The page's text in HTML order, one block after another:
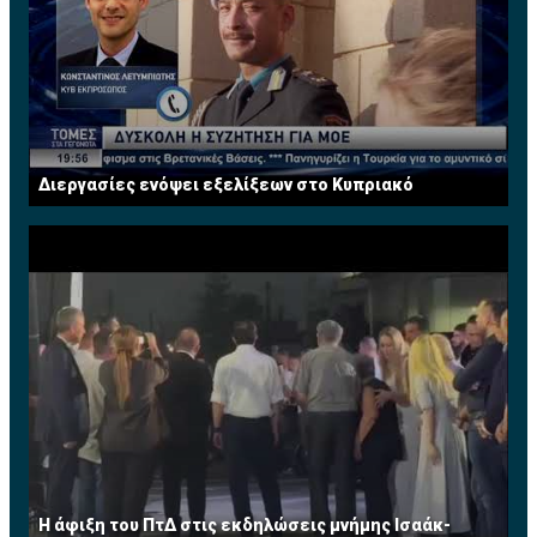
Διεργασίες ενόψει εξελίξεων στο Κυπριακό
Η άφιξη του ΠτΔ στις εκδηλώσεις μνήμης Ισαάκ-